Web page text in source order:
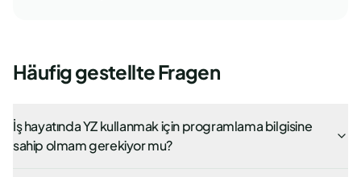
Häufig gestellte Fragen
İş hayatında YZ kullanmak için programlama bilgisine
sahip olmam gerekiyor mu?